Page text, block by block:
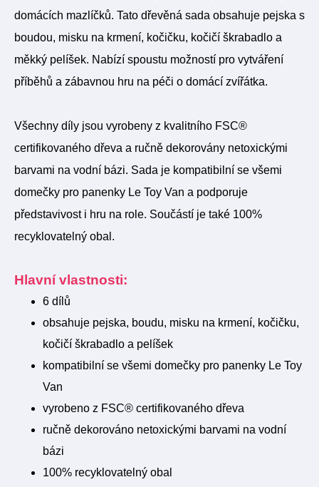
domácích mazlíčků. Tato dřevěná sada obsahuje pejska s
boudou, misku na krmení, kočičku, kočičí škrabadlo a
měkký pelíšek. Nabízí spoustu možností pro vytváření
příběhů a zábavnou hru na péči o domácí zvířátka.
Všechny díly jsou vyrobeny z kvalitního FSC®
certifikovaného dřeva a ručně dekorovány netoxickými
barvami na vodní bázi. Sada je kompatibilní se všemi
domečky pro panenky Le Toy Van a podporuje
představivost i hru na role. Součástí je také 100%
recyklovatelný obal.
Hlavní vlastnosti:
6 dílů
obsahuje pejska, boudu, misku na krmení, kočičku,
kočičí škrabadlo a pelíšek
kompatibilní se všemi domečky pro panenky Le Toy
Van
vyrobeno z FSC® certifikovaného dřeva
ručně dekorováno netoxickými barvami na vodní
bázi
100% recyklovatelný obal